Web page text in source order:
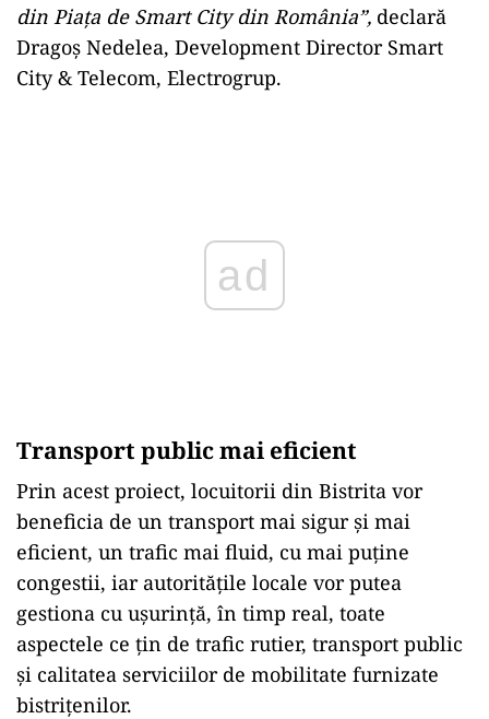
din Piața de Smart City din România”, declară
Dragoș Nedelea, Development Director Smart
City & Telecom, Electrogrup.
Transport public mai eficient
Prin acest proiect, locuitorii din Bistrita vor
beneficia de un transport mai sigur și mai
eficient, un trafic mai fluid, cu mai puține
congestii, iar autoritățile locale vor putea
gestiona cu ușurință, în timp real, toate
aspectele ce țin de trafic rutier, transport public
și calitatea serviciilor de mobilitate furnizate
bistrițenilor.